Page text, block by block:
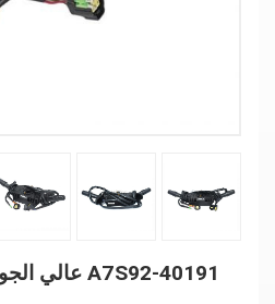
مفتاح تركيبة HELI عالي الجودة A7S92-40191